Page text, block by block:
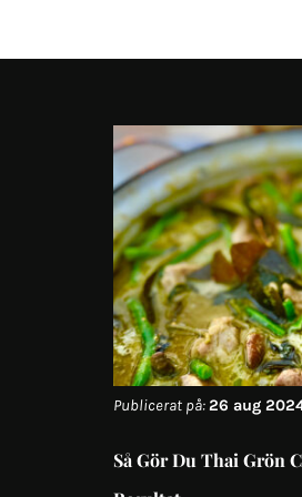
Publicerat på:26 aug
Så Gör Du Thai Grön